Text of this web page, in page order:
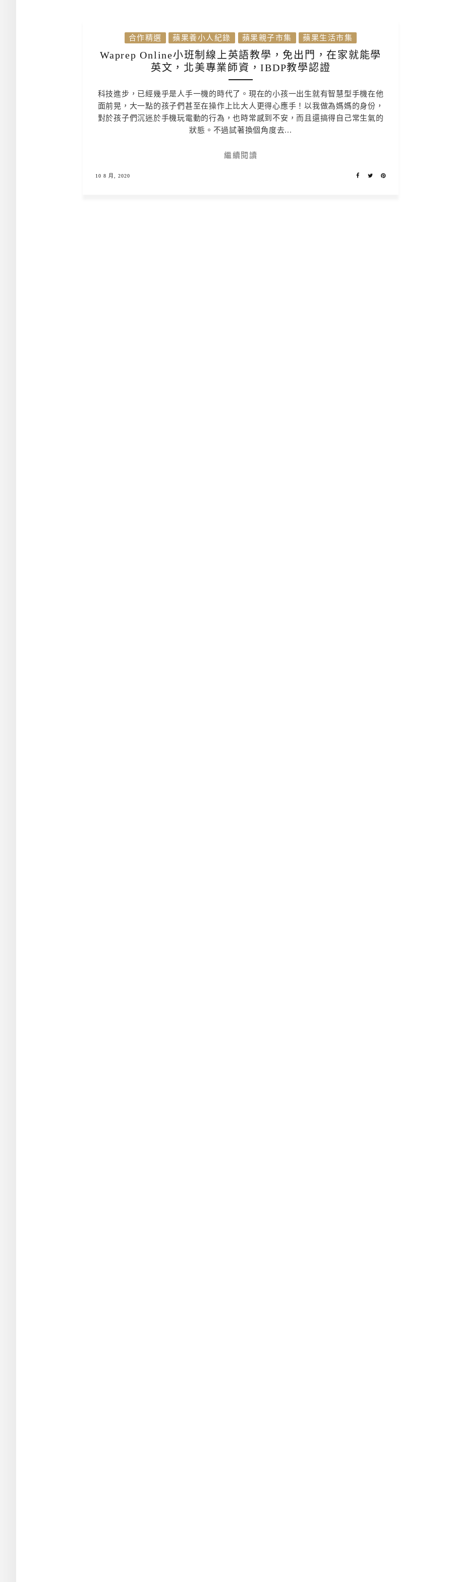
合作精選 蘋果養小人紀錄 蘋果親子市集 蘋果生活市集
Waprep Online小班制線上英語教學，免出門，在家就能學
英文，北美專業師資，IBDP教學認證
科技進步，已經幾乎是人手一機的時代了。現在的小孩一出生就有智慧型手機在他
面前晃，大一點的孩子們甚至在操作上比大人更得心應手！以我做為媽媽的身份，
對於孩子們沉迷於手機玩電動的行為，也時常感到不安，而且還搞得自己常生氣的
狀態。不過試著換個角度去...
繼續閱讀
10 8 月, 2020